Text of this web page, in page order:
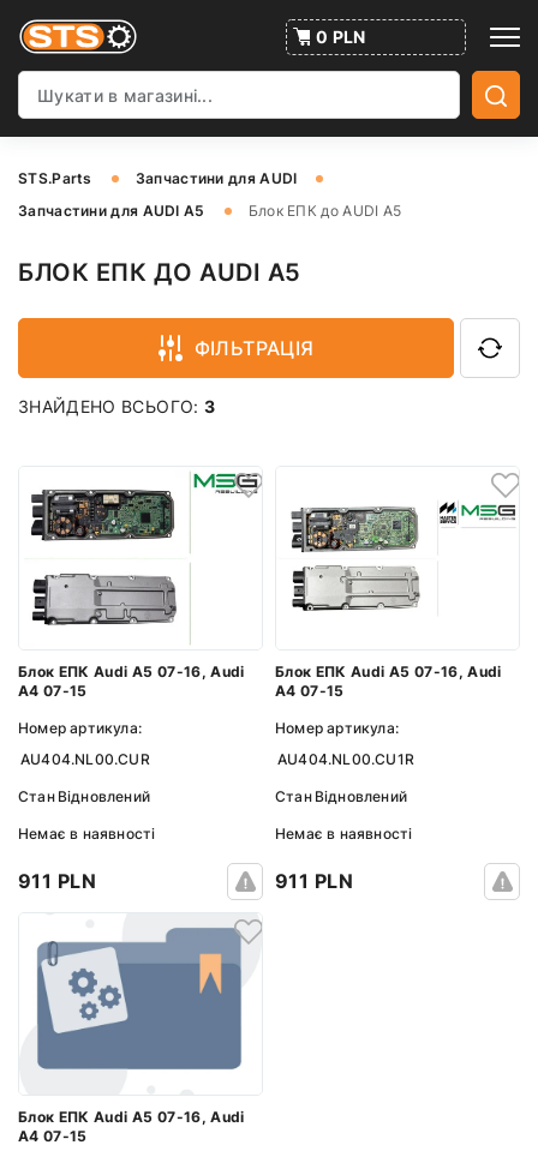
0 PLN
STS.Parts
Запчастини для AUDI
Запчастини для AUDI A5
Блок ЕПК до AUDI A5
БЛОК ЕПК ДО AUDI A5
ФІЛЬТРАЦІЯ
ЗНАЙДЕНО ВСЬОГО: 3
Блок ЕПК Audi A5 07-16, Audi
A4 07-15
Номер артикула:
AU404.NL00.CUR
Стан Відновлений
Немає в наявності
911 PLN
Блок ЕПК Audi A5 07-16, Audi
A4 07-15
Номер артикула:
AU404.NL00.CU1R
Стан Відновлений
Немає в наявності
911 PLN
Блок ЕПК Audi A5 07-16, Audi
A4 07-15